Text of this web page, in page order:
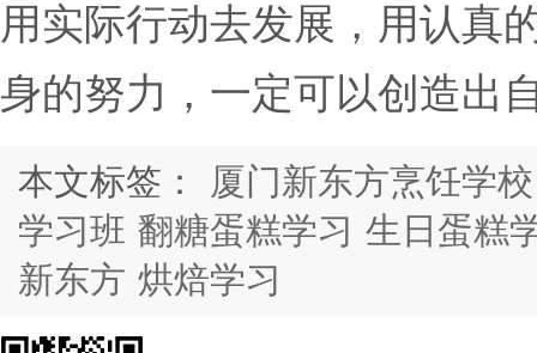
用实际行动去发展，用认真
身的努力，一定可以创造出
本文标签：
厦门新东方烹饪学校
学习班 翻糖蛋糕学习 生日蛋糕
新东方 烘焙学习